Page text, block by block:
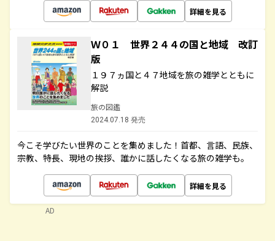
詳細を見る
Ｗ０１ 世界２４４の国と地域 改訂
版
１９７ヵ国と４７地域を旅の雑学とともに
解説
旅の図鑑
2024.07.18 発売
今こそ学びたい世界のことを集めました！首都、言語、民族、
宗教、特長、現地の挨拶、誰かに話したくなる旅の雑学も。
詳細を見る
AD